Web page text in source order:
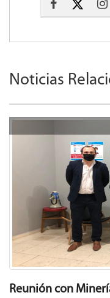
Noticias
Reunión con